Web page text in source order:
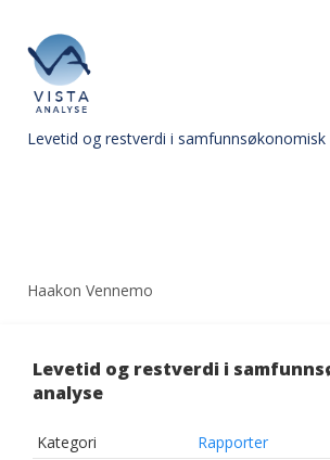
Levetid og restverdi i samfunnsøkonomisk
Haakon Vennemo
Levetid og restverdi i
analyse
Kategori
Rapporter